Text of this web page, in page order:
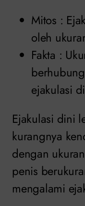
Mitos :
oleh
Fakta :
ejakulasi
Ejakulasi dini
kurangnya
dengan
penis
mengalami